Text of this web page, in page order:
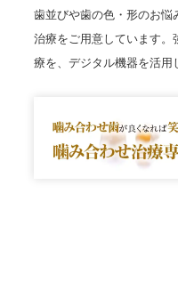
歯並びや歯の色・形のお悩
治療をご用意しています
療を、デジタル機器を活用